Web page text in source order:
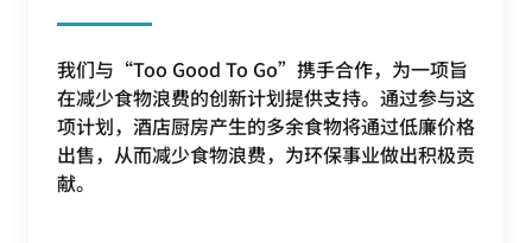
我们与“Too Good To Go”携手合作，为一项旨
在减少食物浪费的创新计划提供支持。通过参与这
项计划，酒店厨房产生的多余食物将通过低廉价格
出售，从而减少食物浪费，为环保事业做出积极贡
献。